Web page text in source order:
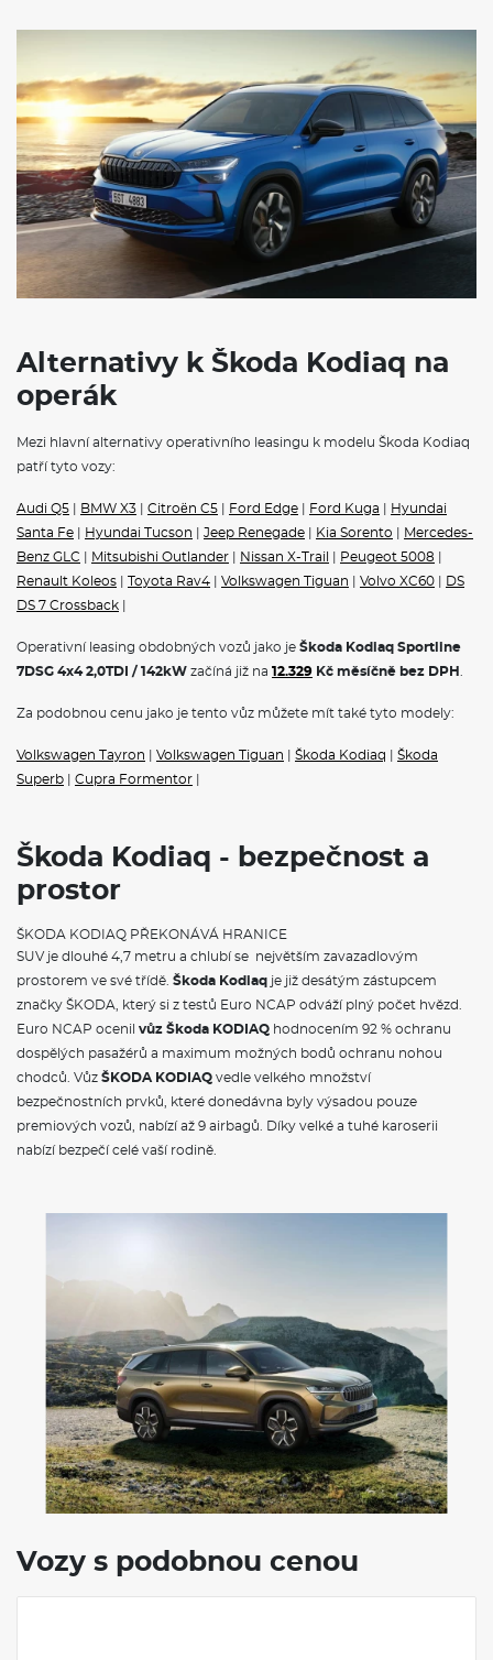
Alternativy k Škoda Kodiaq na
operák
Mezi hlavní alternativy operativního leasingu k modelu Škoda Kodiaq
patří tyto vozy:
Audi Q5 BMW X3 Citroën C5 Ford Edge Ford Kuga
Hyundai
Santa Fe
Hyundai Tucson Jeep Renegade Kia Sorento
Mercedes-
Benz GLC
Mitsubishi Outlander Nissan X-Trail Peugeot 5008
Renault Koleos
Toyota Rav4 Volkswagen Tiguan Volvo XC60
DS
DS 7 Crossback
Operativní leasing obdobných vozů jako je Škoda Kodiaq Sportline
7DSG 4x4 2,0TDI / 142kW začíná již na 12.329 Kč měsíčně bez DPH
Za podobnou cenu jako je tento vůz můžete mít také tyto modely:
Volkswagen Tayron Volkswagen Tiguan Škoda Kodiaq
Škoda
Superb
Cupra Formentor
Škoda Kodiaq - bezpečnost a
prostor
ŠKODA KODIAQ PŘEKONÁVÁ HRANICE
SUV je dlouhé 4,7 metru a chlubí se největším zavazadlovým
prostorem ve své třídě. Škoda Kodiaq je již desátým zástupcem
značky ŠKODA, který si z testů Euro NCAP odváží plný počet hvězd.
Euro NCAP ocenil vůz Škoda KODIAQ hodnocením 92 % ochranu
dospělých pasažérů a maximum možných bodů ochranu nohou
chodců. Vůz ŠKODA KODIAQ vedle velkého množství
bezpečnostních prvků, které donedávna byly výsadou pouze
premiových vozů, nabízí až 9 airbagů. Díky velké a tuhé karoserii
nabízí bezpečí celé vaší rodině.
Vozy s podobnou cenou